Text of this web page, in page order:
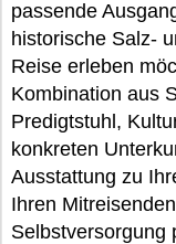
passende
historische Salz-
Reise erleben
Kombination aus
Predigtstuhl,
konkreten
Ausstattung zu
Ihren
Selbstversorgung